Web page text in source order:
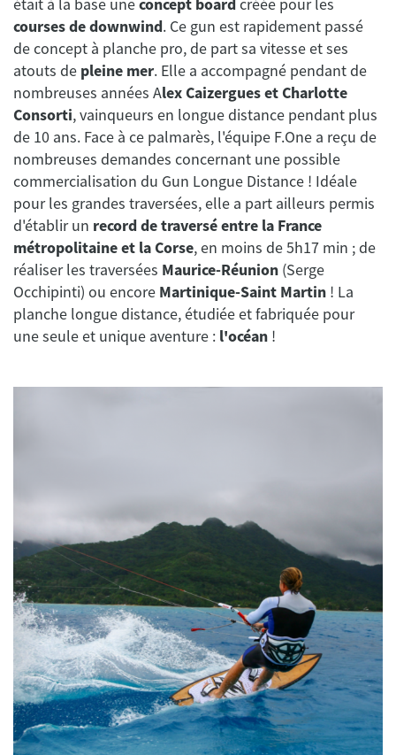
était à la base uneconcept board créée pour les
courses de downwind. Ce gun est rapidement passé
de concept à planche pro, de part sa vitesse et ses
atouts de pleine mer. Elle a accompagné pendant de
nombreuses années Alex Caizergues et Charlotte
Consorti, vainqueurs en longue distance pendant plus
de 10 ans. Face à ce palmarès, l'équipe F.One a reçu de
nombreuses demandes concernant une possible
commercialisation du Gun Longue Distance ! Idéale
pour les grandes traversées, elle a part ailleurs permis
d'établir un record de traversé entre la France
métropolitaine et la Corse, en moins de 5h17 min ; de
réaliser les traversées Maurice-Réunion (Serge
Occhipinti) ou encore Martinique-Saint Martin ! La
planche longue distance, étudiée et fabriquée pour
une seule et unique aventure : l'océan !